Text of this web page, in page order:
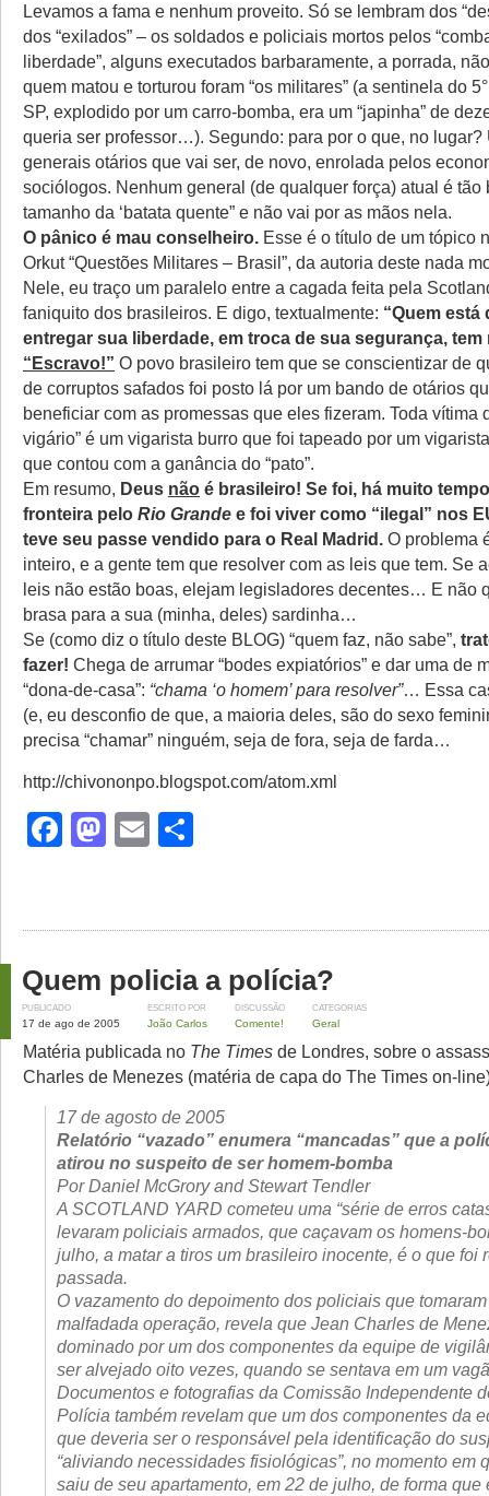
Levamos a fama e nenhum proveito. Só se lembram dos
dos “exilados” – os soldados e policiais mortos pelos
liberdade”, alguns executados barbaramente, a porrada,
quem matou e torturou foram “os militares” (a sentinela do
SP, explodido por um carro-bomba, era um “japinha” de
queria ser professor…). Segundo: para por o que, no lugar?
generais otários que vai ser, de novo, enrolada pelos
sociólogos. Nenhum general (de qualquer força) atual é tão
tamanho da ‘batata quente” e não vai por as mãos nela.
O pânico é mau conselheiro. Esse é o título de um tópico
Orkut “Questões Militares – Brasil”, da autoria deste nada
Nele, eu traço um paralelo entre a cagada feita pela
faniquito dos brasileiros. E digo, textualmente: “Quem está
entregar sua liberdade, em troca de sua segurança, tem
“Escravo!” O povo brasileiro tem que se conscientizar de
de corruptos safados foi posto lá por um bando de otários
beneficiar com as promessas que eles fizeram. Toda vítima
vigário” é um vigarista burro que foi tapeado por um
que contou com a ganância do “pato”.
Em resumo, Deus não é brasileiro! Se foi, há muito
fronteira pelo Rio Grande e foi viver como “ilegal” nos
teve seu passe vendido para o Real Madrid. O problema
inteiro, e a gente tem que resolver com as leis que tem. Se
leis não estão boas, elejam legisladores decentes… E não
brasa para a sua (minha, deles) sardinha…
Se (como diz o título deste BLOG) “quem faz, não sabe”,
fazer! Chega de arrumar “bodes expiatórios” e dar uma de
“dona-de-casa”: “chama ‘o homem’ para resolver”… Essa
(e, eu desconfio de que, a maioria deles, são do sexo
precisa “chamar” ninguém, seja de fora, seja de farda…
http://chivononpo.blogspot.com/atom.xml
Facebook
Mastodon
Email
Quem policia a polícia?
PUBLICADO
17 de ago de 2005
ESCRITO POR
João Carlos
DISCUSSÃO
Comente!
CATEGORIAS
Geral
Matéria publicada no The Times de Londres, sobre o
Charles de Menezes (matéria de capa do The Times on-
17 de agosto de 2005
Relatório “vazado” enumera “mancadas” que a
atirou no suspeito de ser homem-bomba
Por Daniel McGrory and Stewart Tendler
A SCOTLAND YARD cometeu uma “série de erros
levaram policiais armados, que caçavam os homens-
julho, a matar a tiros um brasileiro inocente, é o que foi
passada.
O vazamento do depoimento dos policiais que
malfadada operação, revela que Jean Charles de
dominado por um dos componentes da equipe de
ser alvejado oito vezes, quando se sentava em um
Documentos e fotografias da Comissão Independente
Polícia também revelam que um dos componentes da
que deveria ser o responsável pela identificação do
“aliviando necessidades fisiológicas”, no momento em
saiu de seu apartamento, em 22 de julho, de forma que